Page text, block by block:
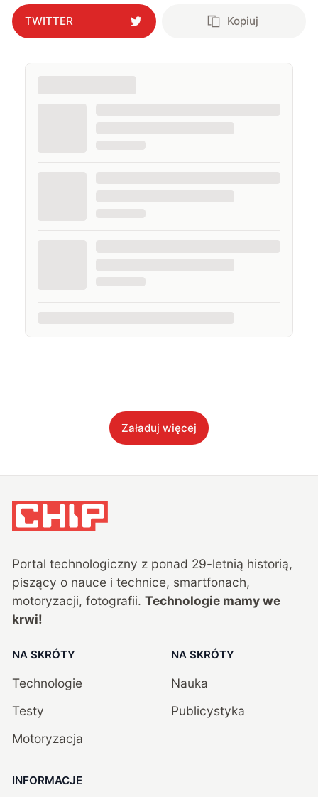
TWITTER Kopiuj
Załaduj więcej
Portal technologiczny z ponad 29-letnią historią,
piszący o nauce i technice, smartfonach,
motoryzacji, fotografii. Technologie mamy we
krwi!
NA SKRÓTY
Technologie
Testy
Motoryzacja
NA SKRÓTY
Nauka
Publicystyka
INFORMACJE